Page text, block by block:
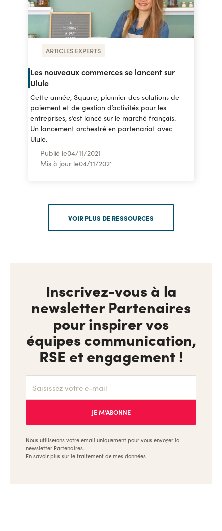
ARTICLES EXPERTS
Les nouveaux commerces se lancent sur
Ulule
Cette année, Square, pionnier des solutions de
paiement et de gestion d’activités pour les
entreprises, s’est lancé sur le marché français.
Un lancement orchestré en partenariat avec
Ulule.
Publié le04/11/2021
Mis à jour le04/11/2021
VOIR PLUS DE RESSOURCES
Inscrivez-vous à la
newsletter Partenaires
pour inspirer vos
équipes communication,
RSE et engagement !
Nous utiliserons votre email uniquement pour vous envoyer la
newsletter Partenaires.
En savoir plus sur le traitement de mes données